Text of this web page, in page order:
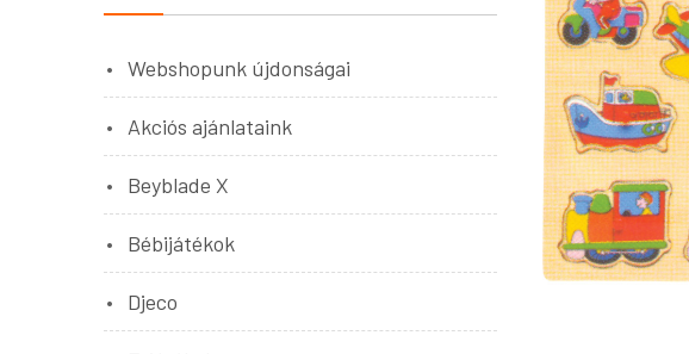
Webshopunk újdonságai
Akciós ajánlataink
Beyblade X
Bébijátékok
Djeco